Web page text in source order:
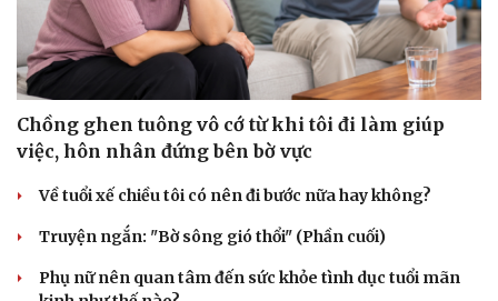
Chồng ghen tuông vô cớ từ khi tôi đi làm giúp
việc, hôn nhân đứng bên bờ vực
Về tuổi xế chiều tôi có nên đi bước nữa hay không?
Truyện ngắn: "Bờ sông gió thổi" (Phần cuối)
Phụ nữ nên quan tâm đến sức khỏe tình dục tuổi mãn